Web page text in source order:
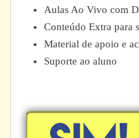
Aulas Ao Vivo com
Conteúdo Extra para
Material de apoio e
Suporte ao aluno